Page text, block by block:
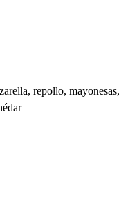
repollo, mayonesas,